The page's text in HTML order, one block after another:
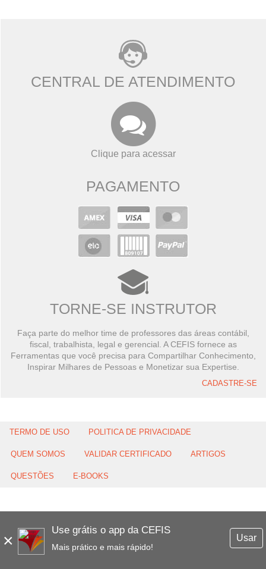
×
Use grátis o app da CEFIS
Mais prático e mais rápido!
Usar
CENTRAL DE ATENDIMENTO
Clique para acessar
PAGAMENTO
TORNE-SE INSTRUTOR
Faça parte do melhor time de professores das áreas contábil,
fiscal, trabalhista, legal e gerencial. A CEFIS fornece as
Ferramentas que você precisa para Compartilhar Conhecimento,
Inspirar Milhares de Pessoas e Monetizar sua Expertise.
CADASTRE-SE
TERMO DE USO POLITICA DE PRIVACIDADE
QUEM SOMOS VALIDAR CERTIFICADO ARTIGOS
QUESTÕES E-BOOKS